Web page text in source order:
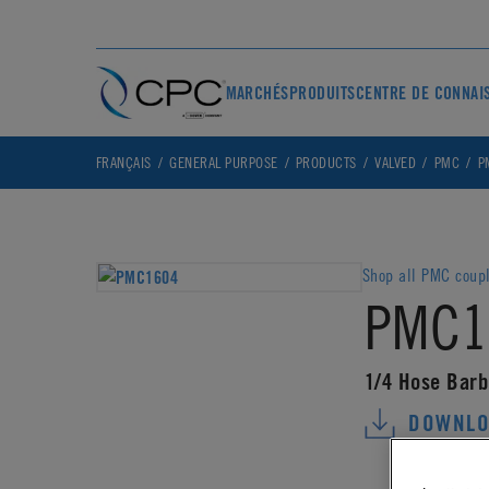
MARCHÉSPRODUITSCENTRE DE
FRANÇAIS GENERAL PURPOSE PRODUCTS VALVED PMC
Shop all PMC
1/4 Hose